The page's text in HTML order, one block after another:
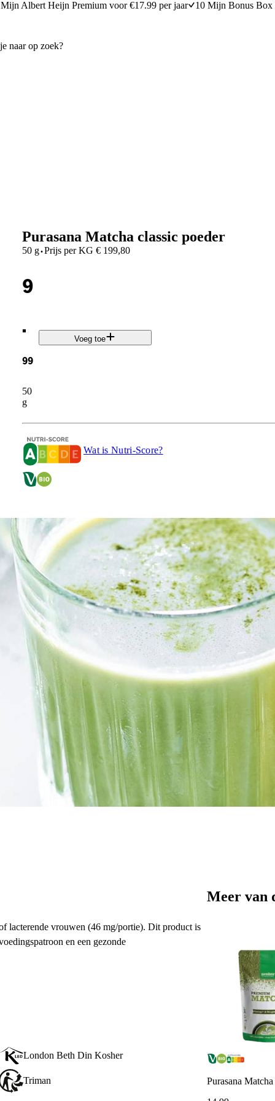
Mijn Albert Heijn Premium voor €17.99 per jaar 10 Mijn Bonus Box
Purasana Matcha classic poeder
50 g·Prijs per KG € 199,80
9
.
99
50
g
Voeg toe
Wat is Nutri-Score?
lacterende vrouwen (46 mg/portie). Dit product is
en een gezonde
London Beth Din Kosher
Triman
Meer van
Purasana